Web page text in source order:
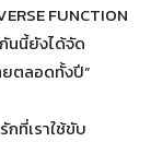
FUNCTION
นนี้ยังได้จัด
ตลอดทั้งปี”
ที่เราใช้ขับ